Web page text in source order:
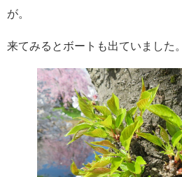
が。
来てみるとボートも出ていました。